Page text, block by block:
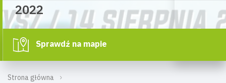
Strona główna
2022
Sprawdź na mapie